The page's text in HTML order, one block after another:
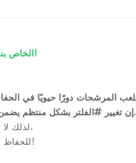
قم بزيارة فلتر Coolworks الخاص بنا مرة أخرى!
إن تغيير #الفلتر بشكل منتظم يضمن استمرار عمل الضاغط بسلاسة وكفاءة.
لذلك لا تنسى التحقق من الفلتر وتغييره بانتظام،
للحفاظ على الضاغط الخاص بك في أفضل حالة!